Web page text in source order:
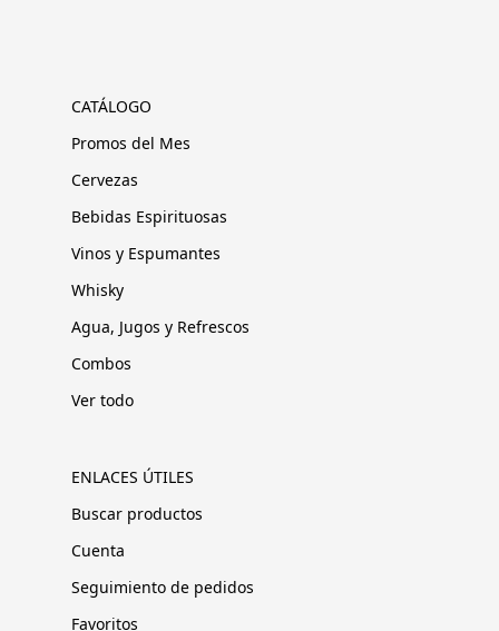
CATÁLOGO
Promos del Mes
Cervezas
Bebidas Espirituosas
Vinos y Espumantes
Whisky
Agua, Jugos y Refrescos
Combos
Ver todo
ENLACES ÚTILES
Buscar productos
Cuenta
Seguimiento de pedidos
Favoritos